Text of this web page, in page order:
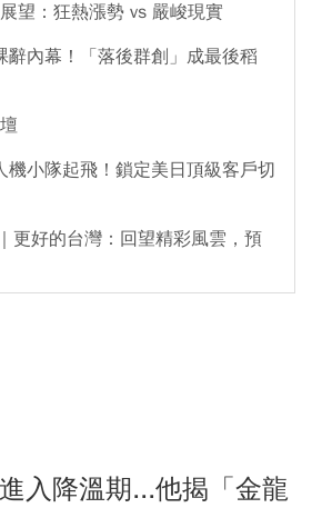
望：狂熱漲勢 vs 嚴峻現實
辭內幕！「落後群創」成最後稻
機小隊起飛！鎖定美日頂級客戶切
更好的台灣：回望精彩風雲，預
入降溫期...他揭「金龍